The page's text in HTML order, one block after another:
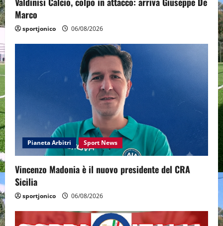
Marco
sportjonico 06/08/2026
Pianeta Arbitri Sport News
Vincenzo Madonia è il nuovo presidente del CRA
Sicilia
sportjonico 06/08/2026